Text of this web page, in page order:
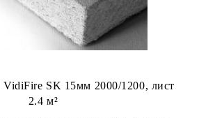
VidiFire SK 15мм 2000/1200, лист
2.4 м²